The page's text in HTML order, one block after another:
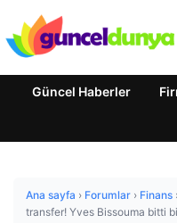
Güncel Haberler
Ana sayfa › Forumlar › Finans
transfer! Yves Bissouma bitti